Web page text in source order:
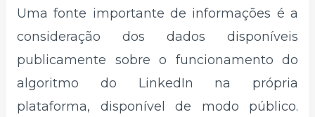
Uma fonte importante de informações é a
consideração dos dados disponíveis
publicamente sobre o funcionamento do
algoritmo do LinkedIn na própria
plataforma, disponível de modo público.